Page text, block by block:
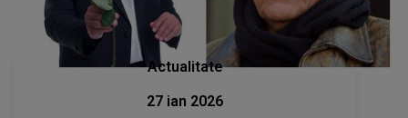
Actualitate
27 ian 2026